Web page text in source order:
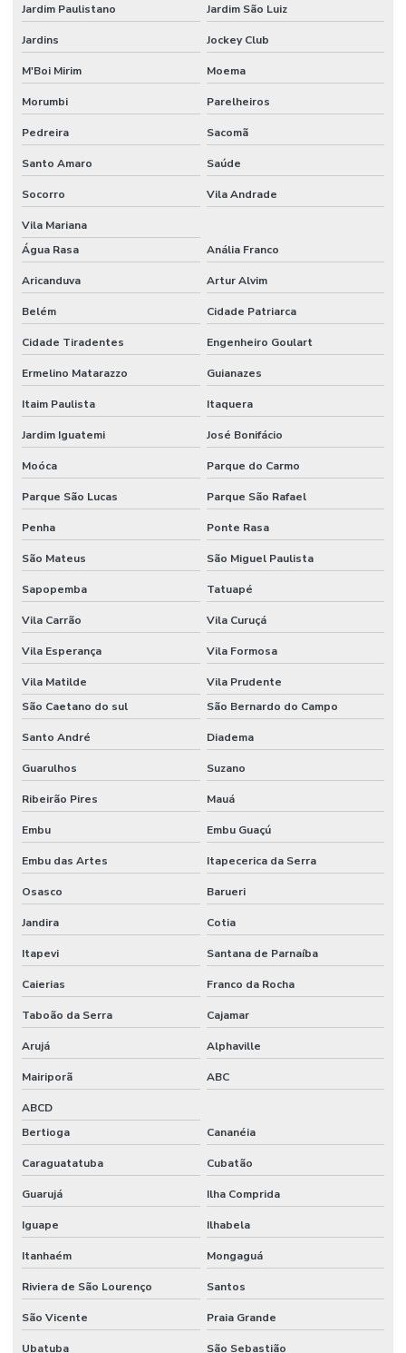
Forno mufla preço
Frasco bod
Frasco mariotte
Frasco mariotte com torneira
Frasco reagente graduado tampa azul preço
Frasco reagente com tampa de rosca
Frasco roller
Frasco roux
Freezer para laboratório
Haste magnética
Haste magnética flexível
Homogeneizador tipo stomacher
Hplc equipamento
Incubadora laboratório
Incubadora Shaker
Kit para análise de água
Kit de vidrarias para laboratório
Lamínula de vidro
Macropipetador manual
Macropipetador preço
Manifold filtração
Manta aquecedora
Manta aquecedora laboratório preço
Materiais para laboratório
Medidor de ion seletivo
Medidor de ise
Medidor multiparametros de água
Medidor de potássio
Medidor de sal
Medidor de sódio
Medidores para agricultura
Membrana de filtração
Microcentrífuga refrigerada
Microcentrifugas para laboratório
Jardim Paulistano Jardim São Luiz
Jardins Jockey Club
M'Boi Mirim Moema
Morumbi Parelheiros
Pedreira Sacomã
Santo Amaro Saúde
Socorro Vila Andrade
Vila Mariana
Água Rasa
Anália Franco
Aricanduva Artur Alvim
Belém Cidade Patriarca
Cidade Tiradentes Engenheiro Goulart
Ermelino Matarazzo Guianazes
Itaim Paulista Itaquera
Jardim Iguatemi José Bonifácio
Moóca Parque do Carmo
Parque São Lucas Parque São Rafael
Penha Ponte Rasa
São Mateus São Miguel Paulista
Sapopemba Tatuapé
Vila Carrão Vila Curuçá
Vila Esperança Vila Formosa
Vila Matilde
Vila Prudente
São Caetano do sul
São Bernardo do Campo
Santo André Diadema
Guarulhos Suzano
Ribeirão Pires Mauá
Embu Embu Guaçú
Embu das Artes Itapecerica da Serra
Osasco Barueri
Jandira Cotia
Itapevi Santana de Parnaíba
Caierias Franco da Rocha
Taboão da Serra Cajamar
Arujá Alphaville
Mairiporã ABC
ABCD
Bertioga
Cananéia
Caraguatatuba Cubatão
Guarujá Ilha Comprida
Iguape Ilhabela
Itanhaém Mongaguá
Riviera de São Lourenço Santos
São Vicente Praia Grande
Ubatuba São Sebastião